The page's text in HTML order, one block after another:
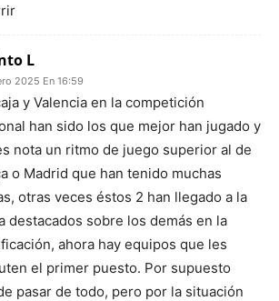
L
2025 En 16:59
y Valencia en la competición
han sido los que mejor han jugado y
nota un ritmo de juego superior al de
o Madrid que han tenido muchas
otras veces éstos 2 han llegado a la
destacados sobre los demás en la
ahora hay equipos que les
el primer puesto. Por supuesto
pasar de todo, pero por la situación